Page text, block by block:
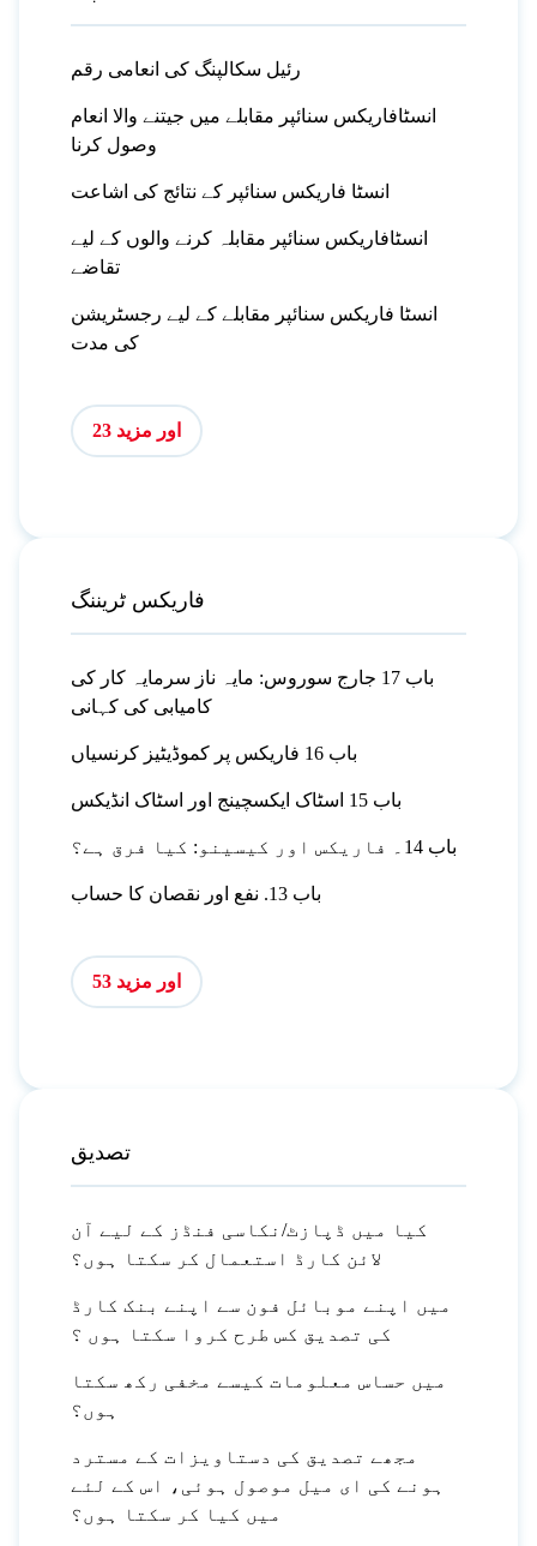
رئیل سکالپنگ کی انعامی رقم
انسٹافاریکس سنائپر مقابلے میں جیتنے والا انعام
وصول کرنا
انسٹا فاریکس سنائپر کے نتائج کی اشاعت
انسٹافاریکس سنائپر مقابلہ کرنے والوں کے لیے
تقاضے
انسٹا فاریکس سنائپر مقابلے کے لیے رجسٹریشن
کی مدت
اور مزید 23
فاریکس ٹریننگ
باب 17 جارج سوروس: مایہ ناز سرمایہ کار کی
کامیابی کی کہانی
باب 16 فاریکس پر کموڈیٹیز کرنسیاں
باب 15 اسٹاک ایکسچینج اور اسٹاک انڈیکس
باب 14۔ فاریکس اور کیسینو: کیا فرق ہے؟
باب 13. نفع اور نقصان کا حساب
اور مزید 53
تصدیق
کیا میں ڈپازٹ/نکاسی فنڈز کے لیے آن
لائن کارڈ استعمال کر سکتا ہوں؟
میں اپنے موبائل فون سے اپنے بنک کارڈ
کی تصدیق کس طرح کروا سکتا ہوں ؟
میں حساس معلومات کیسے مخفی رکھ سکتا
ہوں؟
مجھے تصدیق کی دستاویزات کے مسترد
ہونے کی ای میل موصول ہوئی، اس کے لئے
میں کیا کر سکتا ہوں؟